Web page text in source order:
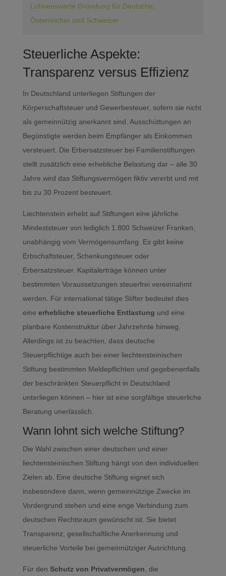
Lohnenswerte Gründung für Deutsche,
Österreicher und Schweizer
Steuerliche Aspekte:
Transparenz versus Effizienz
In Deutschland unterliegen Stiftungen der
Körperschaftsteuer und Gewerbesteuer, sofern sie nicht
als gemeinnützig anerkannt sind. Ausschüttungen an
Begünstigte werden beim Empfänger als Einkommen
versteuert. Die Erbersatzsteuer bei Familienstiftungen
stellt zusätzlich eine erhebliche Belastung dar – alle 30
Jahre wird das Stiftungsvermögen fiktiv vererbt und mit
bis zu 30 Prozent besteuert.
Liechtenstein erhebt auf Stiftungen eine jährliche
Mindeststeuer von lediglich 1.800 Schweizer Franken,
unabhängig vom Vermögensumfang. Es gibt keine
Erbschaftsteuer, Schenkungsteuer oder
Erbersatzsteuer. Kapitalerträge können unter
bestimmten Voraussetzungen steuerfrei vereinnahmt
werden. Für international tätige Stifter bedeutet dies
eine erhebliche steuerliche Entlastung und eine
planbare Kostenstruktur über Jahrzehnte hinweg.
Allerdings ist zu beachten, dass deutsche
Steuerpflichtige auch bei einer liechtensteinischen
Stiftung bestimmten Meldepflichten und gegebenenfalls
der beschränkten Steuerpflicht in Deutschland
unterliegen können – hier ist eine sorgfältige steuerliche
Beratung unerlässlich.
Wann lohnt sich welche Stiftung?
Die Wahl zwischen einer deutschen und einer
liechtensteinischen Stiftung hängt von den individuellen
Zielen ab. Eine deutsche Stiftung eignet sich
insbesondere dann, wenn gemeinnützige Zwecke im
Vordergrund stehen und eine enge Verbindung zum
deutschen Rechtsraum gewünscht ist. Sie bietet
Transparenz, gesellschaftliche Anerkennung und
steuerliche Vorteile bei gemeinnütziger Ausrichtung.
Für den Schutz von Privatvermögen , die